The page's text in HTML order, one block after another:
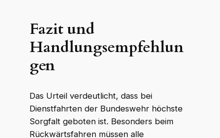
Fazit und
Handlungsempfehlun
gen
Das Urteil verdeutlicht, dass bei
Dienstfahrten der Bundeswehr höchste
Sorgfalt geboten ist. Besonders beim
Rückwärtsfahren müssen alle